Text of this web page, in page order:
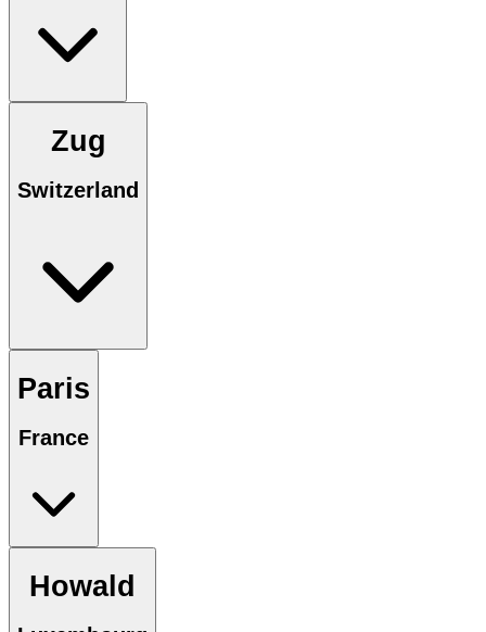
Zug
Switzerland
Paris
France
Howald